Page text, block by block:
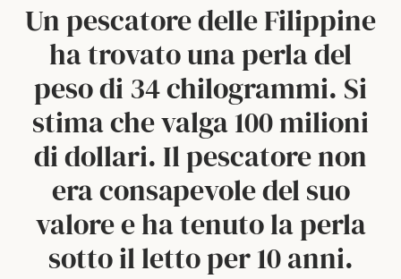
Un pescatore delle Filippine
ha trovato una perla del
peso di 34 chilogrammi. Si
stima che valga 100 milioni
di dollari. Il pescatore non
era consapevole del suo
valore e ha tenuto la perla
sotto il letto per 10 anni.